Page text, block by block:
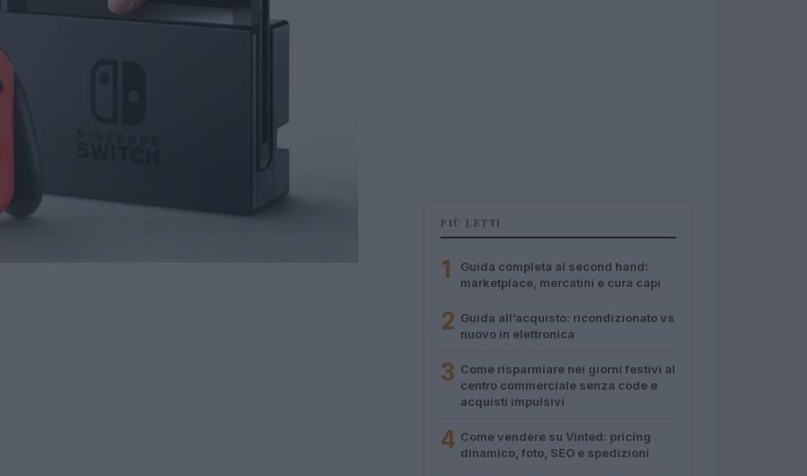
PIÙ LETTI
1
Guida completa al second hand:
marketplace, mercatini e cura capi
2 Guida all’acquisto: ricondizionato vs
nuovo in elettronica
3 Come risparmiare nei giorni festivi al
centro commerciale senza code e
acquisti impulsivi
4 Come vendere su Vinted: pricing
dinamico, foto, SEO e spedizioni